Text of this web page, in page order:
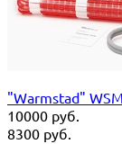
"Warmstad"
10000 руб.
8300 руб.